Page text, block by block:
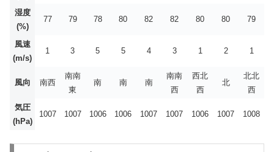
湿度
(%)
77 79 78 80 82 82 80 80 79
風速
(m/s)
1 3 5 5 4 3 1 2 1
風向 南西
南南
東
南 南 南
南南
西
西北
西
北
北北
西
気圧
(hPa)
1007 1007 1006 1006 1007 1007 1006 1007 1008